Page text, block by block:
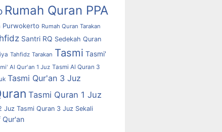
Rumah Quran PPA
Purwokerto Rumah Quran Tarakan
Santri RQ Sedekah Quran
Tahfidz Tarakan Tasmi Tasmi'
Al Qur'an 1 Juz Tasmi Al Quran 3
Tasmi Qur'an 3 Juz
Tasmi Quran 1 Juz
Juz Tasmi Quran 3 Juz Sekali
Qur'an